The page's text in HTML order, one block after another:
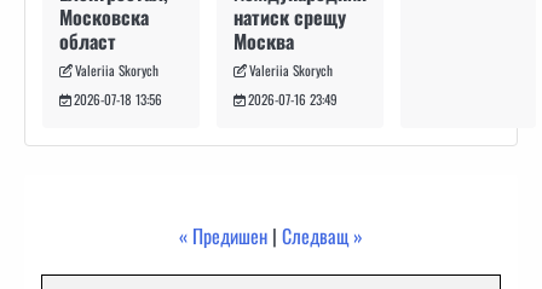
Московска
област
Valeriia Skorych
2026-07-18 13:56
натиск срещу
Москва
Valeriia Skorych
2026-07-16 23:49
« Предишен | Следващ »